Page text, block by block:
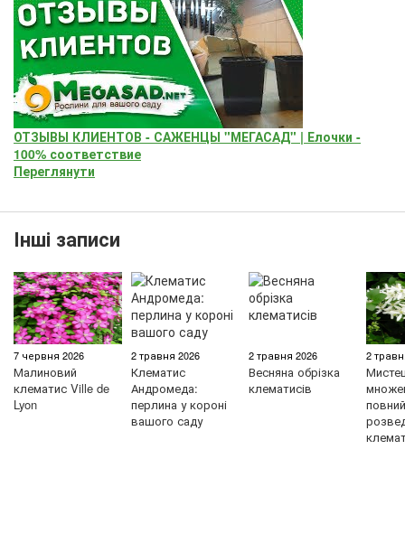
ОТЗЫВЫ КЛИЕНТОВ - САЖЕНЦЫ "МЕГАСАД" | Елочки -
100% соответствие
Переглянути
Інші записи
7 червня 2026
Малиновий
клематис Ville de
Lyon
2 травня 2026
Клематис
Андромеда:
перлина у короні
вашого саду
2 травня 2026
Весняна обрізка
клематисів
2
повний